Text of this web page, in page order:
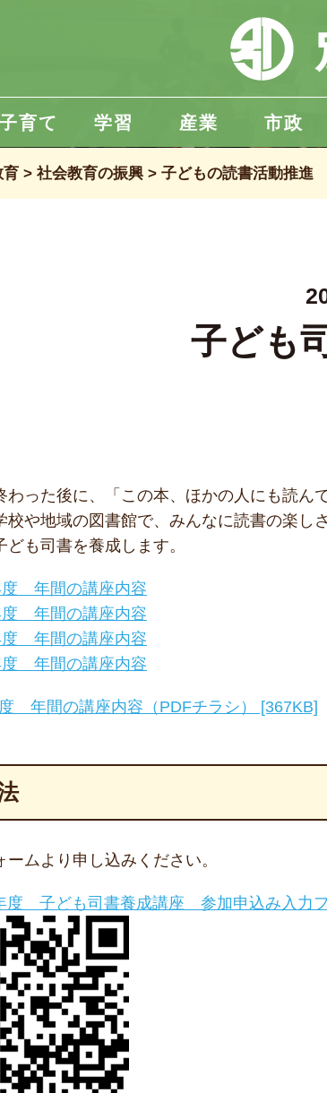
子育て 学習 産業 市政
育 社会教育の振興 子どもの読書活動推進
子ども
わった後に、「この本、ほかの人にも読ん
校や地域の図書館で、みんなに読書の楽し
ども司書を養成します。
度 年間の講座内容
度 年間の講座内容
度 年間の講座内容
度 年間の講座内容
年間の講座内容（PDFチラシ） [367KB]
ームより申し込みください。
度 子ども司書養成講座 参加申込み入力